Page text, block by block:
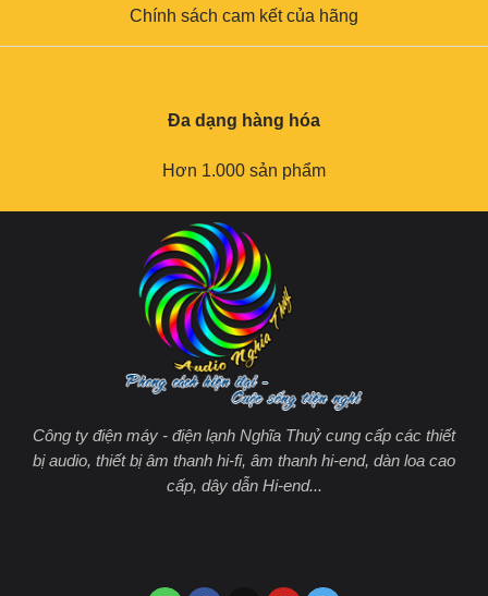
Chính sách cam kết của hãng
Đa dạng hàng hóa
Hơn 1.000 sản phẩm
Công ty điện máy - điện lạnh Nghĩa Thuỷ cung cấp các thiết
bị audio, thiết bị âm thanh hi-fi, âm thanh hi-end, dàn loa cao
cấp, dây dẫn Hi-end...